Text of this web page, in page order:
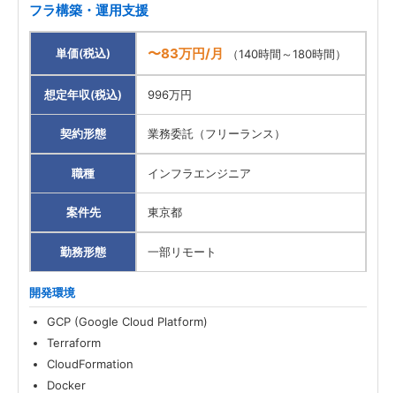
フラ構築・運用支援
単価(税込) 〜83万円/月 （140時間～180時間）
想定年収(税込) 996万円
契約形態 業務委託（フリーランス）
職種 インフラエンジニア
案件先 東京都
勤務形態 一部リモート
開発環境
GCP (Google Cloud Platform)
Terraform
CloudFormation
Docker